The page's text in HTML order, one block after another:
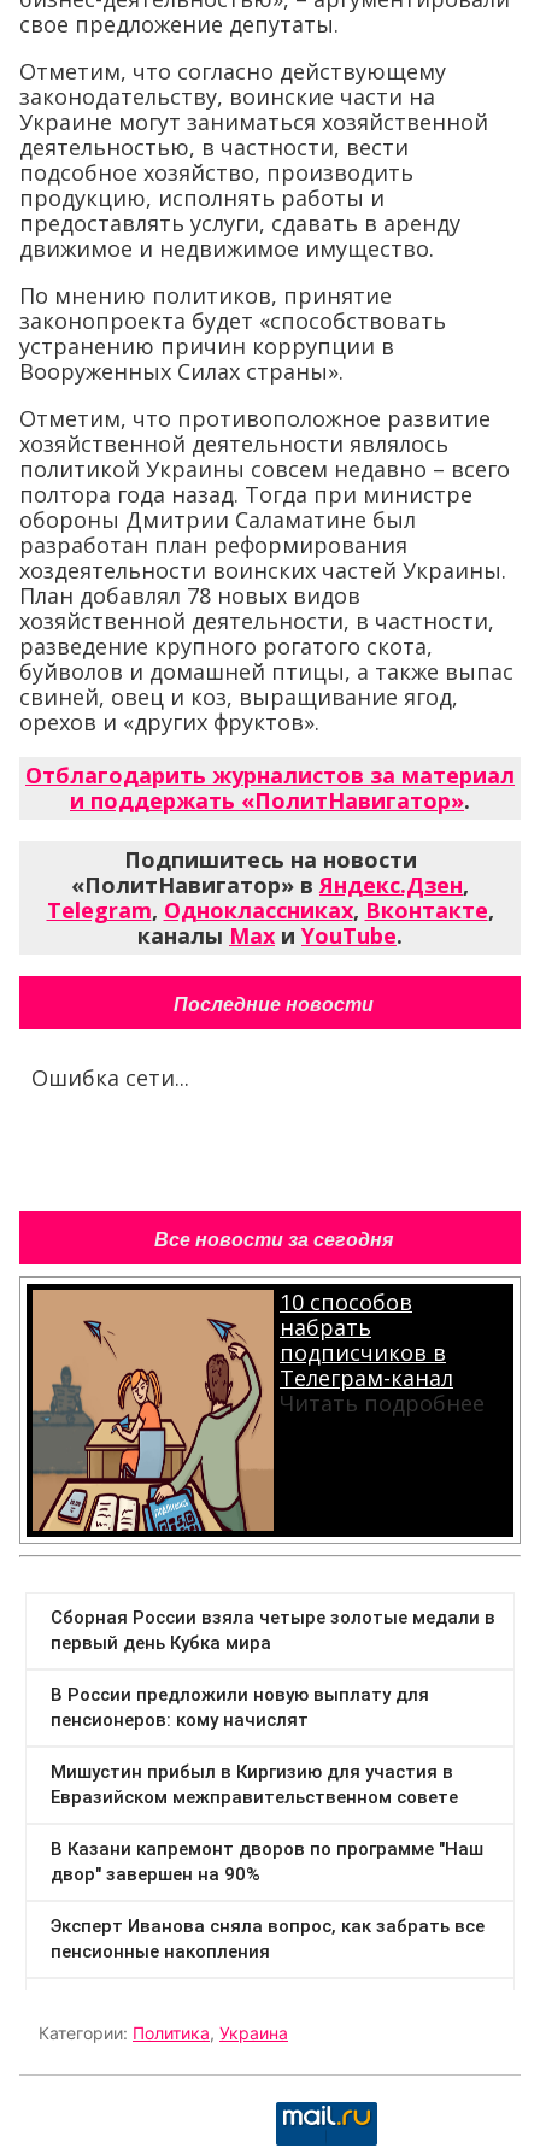
свое предложение депутаты.
Отметим, что согласно действующему
законодательству, воинские части на
Украине могут заниматься хозяйственной
деятельностью, в частности, вести
подсобное хозяйство, производить
продукцию, исполнять работы и
предоставлять услуги, сдавать в аренду
движимое и недвижимое имущество.
По мнению политиков, принятие
законопроекта будет «способствовать
устранению причин коррупции в
Вооруженных Силах страны».
Отметим, что противоположное развитие
хозяйственной деятельности являлось
политикой Украины совсем недавно – всего
полтора года назад. Тогда при министре
обороны Дмитрии Саламатине был
разработан план реформирования
хоздеятельности воинских частей Украины.
План добавлял 78 новых видов
хозяйственной деятельности, в частности,
разведение крупного рогатого скота,
буйволов и домашней птицы, а также выпас
свиней, овец и коз, выращивание ягод,
орехов и «других фруктов».
Отблагодарить журналистов за материал
и поддержать «ПолитНавигатор».
Подпишитесь на новости
«ПолитНавигатор» вЯндекс.Дзен,
Telegram, Одноклассниках, Вконтакте,
каналы Max и YouTube.
Последние новости
Ошибка сети...
Все новости за сегодня
10 способов
набрать
подписчиков в
Телеграм-канал
Читать подробнее
Категории: Политика, Украина